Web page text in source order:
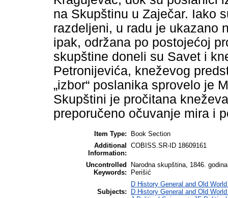
na Skupštinu u Zaječar. Iako
razdeljeni, u radu je ukazano
ipak, održana po postojećoj
skupštine doneli su Savet i
Petronijevića, kneževog
„izbor“ poslanika sprovelo je
Skupštini je pročitana
preporučeno očuvanje mira i
Item Type:
Book Section
Additional
Information:
COBISS.SR-ID 18609161
Uncontrolled
Keywords:
Narodna skupština, 1846.
Perišić
Subjects:
D History General and Old
D History General and Old